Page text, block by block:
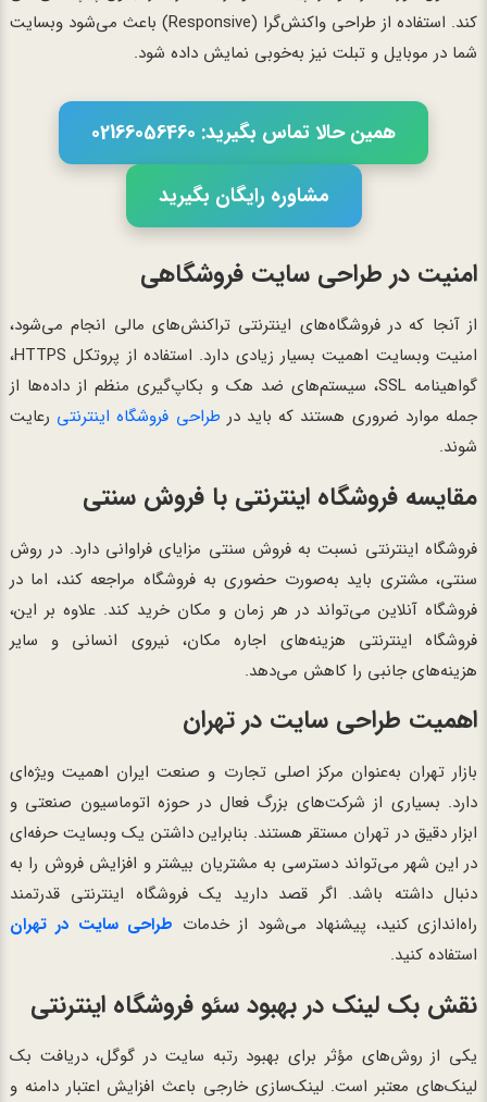
کند. استفاده از طراحی واکنش‌گرا (Responsive) باعث می‌شود وبسایت
شما در موبایل و تبلت نیز به‌خوبی نمایش داده شود.
همین حالا تماس بگیرید: 02166056460
مشاوره رایگان بگیرید
امنیت در طراحی سایت فروشگاهی
از آنجا که در فروشگاه‌های اینترنتی تراکنش‌های مالی انجام می‌شود،
امنیت وبسایت اهمیت بسیار زیادی دارد. استفاده از پروتکل HTTPS،
گواهینامه SSL، سیستم‌های ضد هک و بکاپ‌گیری منظم از داده‌ها از
جمله موارد ضروری هستند که باید در طراحی فروشگاه اینترنتی رعایت
شوند.
مقایسه فروشگاه اینترنتی با فروش سنتی
فروشگاه اینترنتی نسبت به فروش سنتی مزایای فراوانی دارد. در روش
سنتی، مشتری باید به‌صورت حضوری به فروشگاه مراجعه کند، اما در
فروشگاه آنلاین می‌تواند در هر زمان و مکان خرید کند. علاوه بر این،
فروشگاه اینترنتی هزینه‌های اجاره مکان، نیروی انسانی و سایر
هزینه‌های جانبی را کاهش می‌دهد.
اهمیت طراحی سایت در تهران
بازار تهران به‌عنوان مرکز اصلی تجارت و صنعت ایران اهمیت ویژه‌ای
دارد. بسیاری از شرکت‌های بزرگ فعال در حوزه اتوماسیون صنعتی و
ابزار دقیق در تهران مستقر هستند. بنابراین داشتن یک وبسایت حرفه‌ای
در این شهر می‌تواند دسترسی به مشتریان بیشتر و افزایش فروش را به
دنبال داشته باشد. اگر قصد دارید یک فروشگاه اینترنتی قدرتمند
راه‌اندازی کنید، پیشنهاد می‌شود از خدمات طراحی سایت در تهران
استفاده کنید.
نقش بک لینک در بهبود سئو فروشگاه اینترنتی
یکی از روش‌های مؤثر برای بهبود رتبه سایت در گوگل، دریافت بک
لینک‌های معتبر است. لینک‌سازی خارجی باعث افزایش اعتبار دامنه و